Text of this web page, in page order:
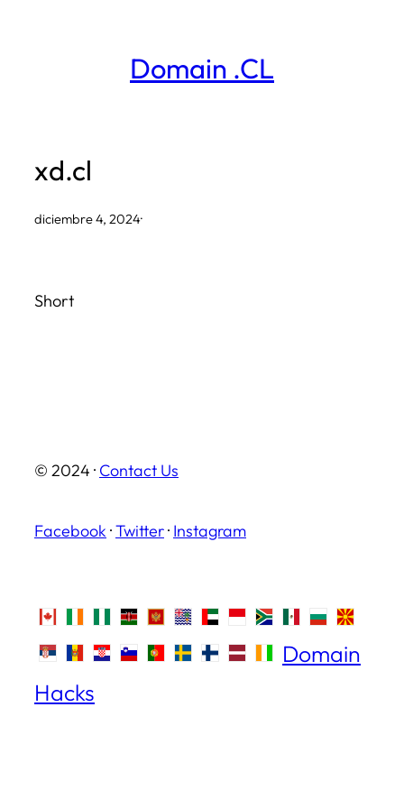
Domain .CL
xd.cl
diciembre 4, 2024·
Short
© 2024 · Contact Us
Facebook ·Twitter· Instagram
Domain
Hacks